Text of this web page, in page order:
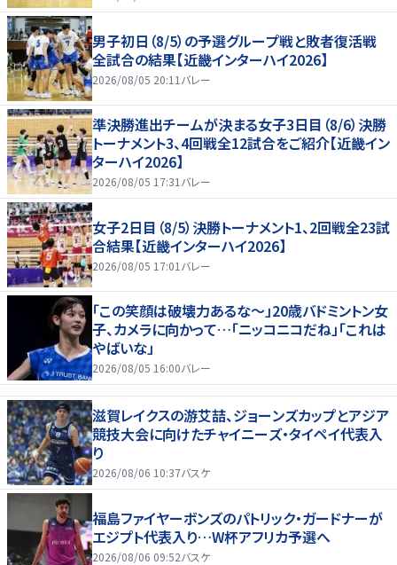
男子初日（8/5）の予選グループ戦と敗者復活戦
全試合の結果【近畿インターハイ2026】
2026/08/05 20:11 バレー
準決勝進出チームが決まる女子3日目（8/6）決勝
トーナメント3、4回戦全12試合をご紹介【近畿イン
ターハイ2026】
2026/08/05 17:31 バレー
女子2日目（8/5）決勝トーナメント1、2回戦全23試
合結果【近畿インターハイ2026】
2026/08/05 17:01 バレー
「この笑顔は破壊力あるな〜」20歳バドミントン女
子、カメラに向かって…「ニッコニコだね」「これは
やばいな」
2026/08/05 16:00バレー
滋賀レイクスの游艾喆、ジョーンズカップとアジア
競技大会に向けたチャイニーズ・タイペイ代表入
り
2026/08/06 10:37バスケ
福島ファイヤーボンズのパトリック・ガードナーが
エジプト代表入り…W杯アフリカ予選へ
2026/08/06 09:52バスケ